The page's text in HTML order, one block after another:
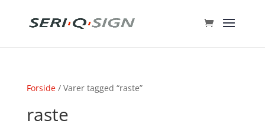
Forside/ Varer tagged “raste”
raste